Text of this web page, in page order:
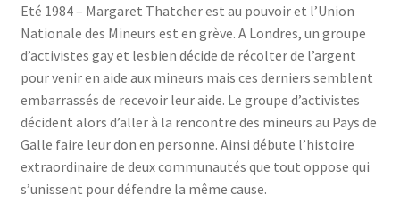
Eté 1984 – Margaret Thatcher est au pouvoir et l’Union
Nationale des Mineurs est en grève. A Londres, un groupe
d’activistes gay et lesbien décide de récolter de l’argent
pour venir en aide aux mineurs mais ces derniers semblent
embarrassés de recevoir leur aide. Le groupe d’activistes
décident alors d’aller à la rencontre des mineurs au Pays de
Galle faire leur don en personne. Ainsi débute l’histoire
extraordinaire de deux communautés que tout oppose qui
s’unissent pour défendre la même cause.